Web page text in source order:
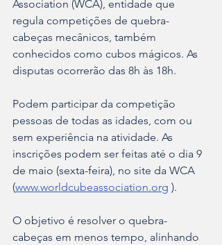
Association (WCA), entidade que
regula competições de quebra-
cabeças mecânicos, também
conhecidos como cubos mágicos. As
disputas ocorrerão das 8h às 18h.
Podem participar da competição
pessoas de todas as idades, com ou
sem experiência na atividade. As
inscrições podem ser feitas até o dia 9
de maio (sexta-feira), no site da WCA
(www.worldcubeassociation.org ).
O objetivo é resolver o quebra-
cabeças em menos tempo, alinhando